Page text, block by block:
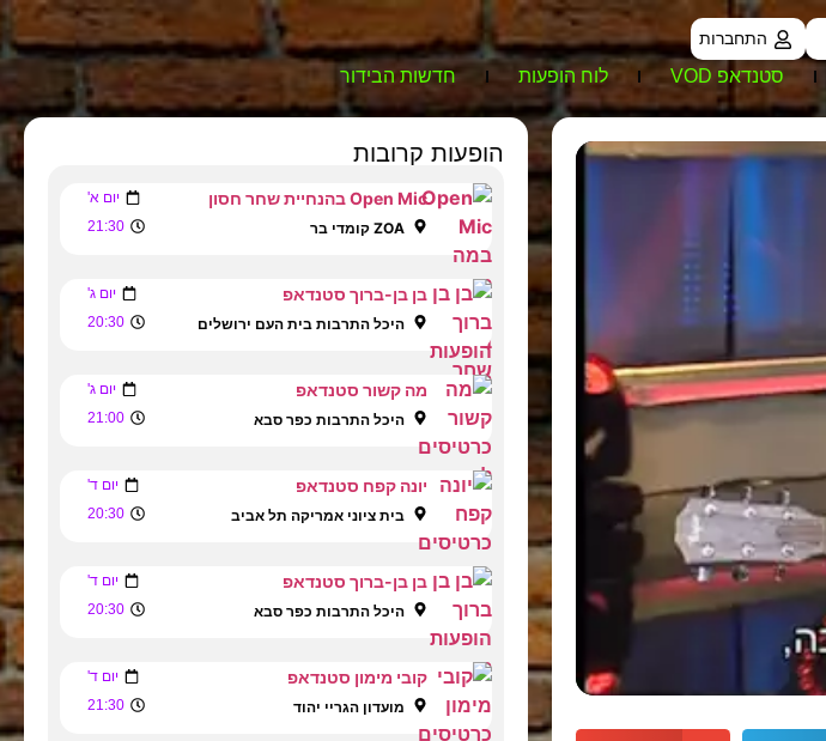
התחברות
סטנדאפ VOD לוח הופעות חדשות הבידור
הופעות קרובות
Open Mic בהנחיית שחר חסון יום א'
ZOA קומדי בר 21:30
בן בן-ברוך סטנדאפ יום ג'
היכל התרבות בית העם ירושלים 20:30
מה קשור סטנדאפ יום ג'
היכל התרבות כפר סבא 21:00
יונה קפח סטנדאפ יום ד'
בית ציוני אמריקה תל אביב 20:30
בן בן-ברוך סטנדאפ יום ד'
היכל התרבות כפר סבא 20:30
קובי מימון סטנדאפ יום ד'
מועדון הגריי יהוד 21:30